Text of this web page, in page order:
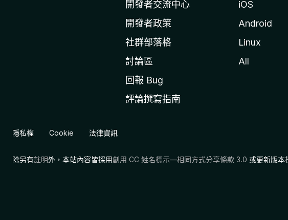
開發者交流中心
開發者政策
社群部落格
討論區
回報 Bug
評論撰寫指南
iOS
Android
Linux
All
隱私權 Cookie 法律資訊
除另有註明外，本站內容皆採用創用 CC 姓名標示—相同方式分享條款 3.0 或更新版本